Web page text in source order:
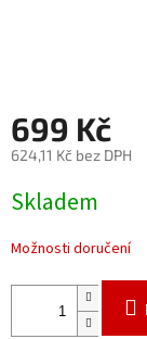
699 Kč
624,11 Kč bez DPH
cena:
Skladem
Možnosti doručení